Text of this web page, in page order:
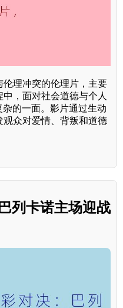
伦理冲突的伦理片，主要
，面对社会道德与个人
的一面。影片通过生动
众对爱情、背叛和道德
列卡诺主场迎战